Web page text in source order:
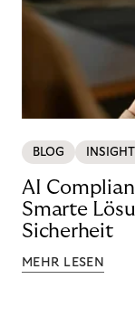
BLOG
AI
Smarte
Sicherheit
MEHR LESEN